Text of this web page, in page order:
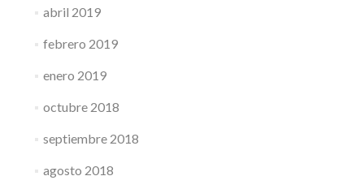
abril 2019
febrero 2019
enero 2019
octubre 2018
septiembre 2018
agosto 2018